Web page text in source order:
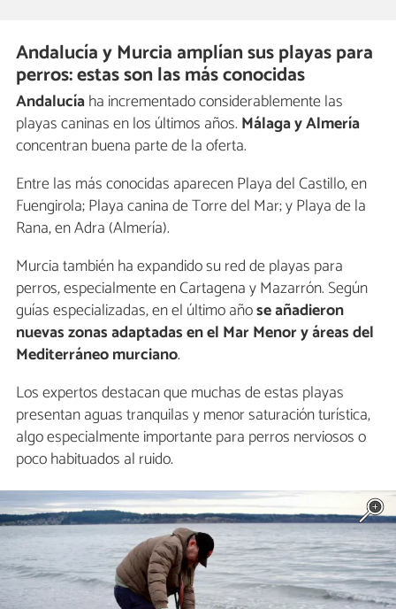
Andalucía y Murcia amplían sus playas para
perros: estas son las más conocidas
Andalucíaha incrementado considerablemente las
playas caninas en los últimos años. Málaga y Almería
concentran buena parte de la oferta.
Entre las más conocidas aparecen Playa del Castillo, en
Fuengirola; Playa canina de Torre del Mar; y Playa de la
Rana, en Adra (Almería).
Murcia también ha expandido su red de playas para
perros, especialmente en Cartagena y Mazarrón. Según
guías especializadas, en el último añose añadieron
nuevas zonas adaptadas en el Mar Menor y áreas del
Mediterráneo murciano.
Los expertos destacan que muchas de estas playas
presentan aguas tranquilas y menor saturación turística,
algo especialmente importante para perros nerviosos o
poco habituados al ruido.